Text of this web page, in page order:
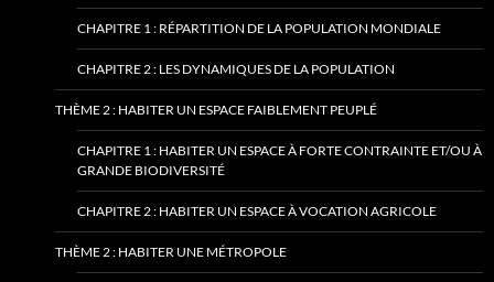
CHAPITRE 1 : RÉPARTITION DE LA POPULATION MONDIALE
CHAPITRE 2 : LES DYNAMIQUES DE LA POPULATION
THÈME 2 : HABITER UN ESPACE FAIBLEMENT PEUPLÉ
CHAPITRE 1 : HABITER UN ESPACE À FORTE CONTRAINTE ET/OU À
GRANDE BIODIVERSITÉ
CHAPITRE 2 : HABITER UN ESPACE À VOCATION AGRICOLE
THÈME 2 : HABITER UNE MÉTROPOLE